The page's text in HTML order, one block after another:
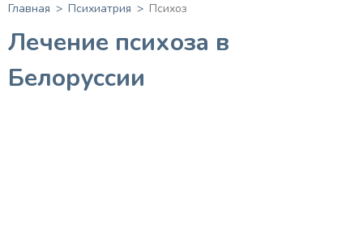
Главная Психиатрия Психоз
Лечение психоза в
Белоруссии